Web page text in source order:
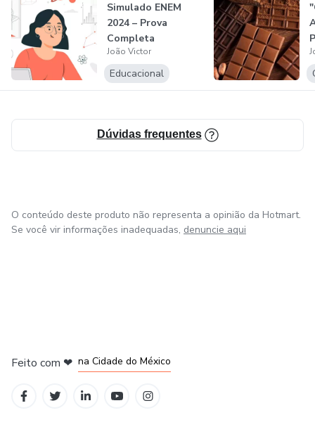
Simulado ENEM
2024 – Prova
Completa
João Victor
Educacional
Dúvidas frequentes
O conteúdo deste produto não representa a opinião da Hotmart.
Se você vir informações inadequadas, denuncie aqui
Feito com ❤ na Cidade do México